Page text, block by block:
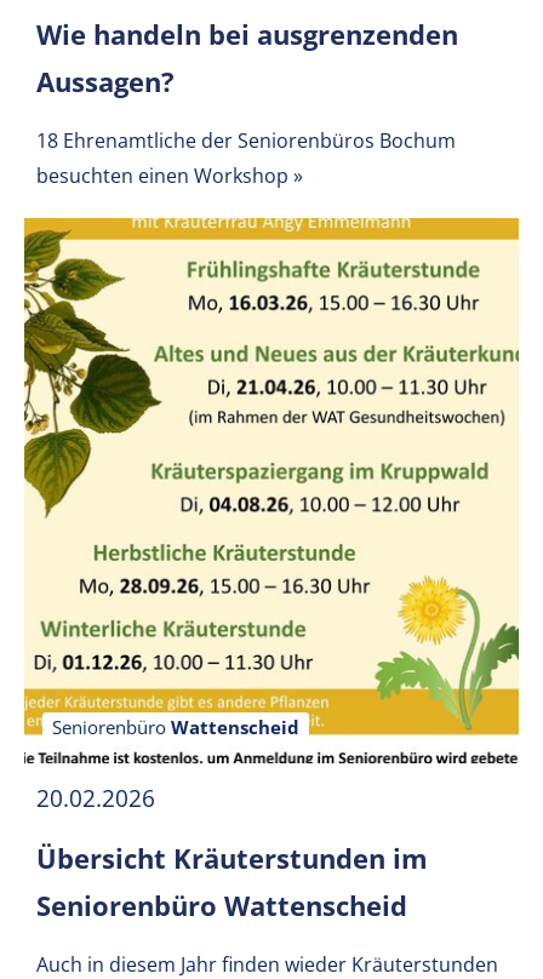
Wie handeln bei ausgrenzenden
Aussagen?
18 Ehrenamtliche der Seniorenbüros Bochum
besuchten einen Workshop »
Seniorenbüro Wattenscheid
20.02.2026
Übersicht Kräuterstunden im
Seniorenbüro Wattenscheid
Auch in diesem Jahr finden wieder Kräuterstunden